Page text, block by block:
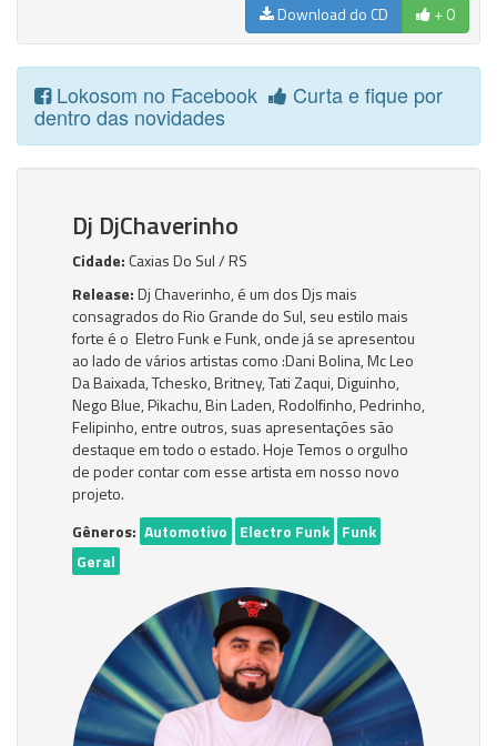
Download do CD + 0
Lokosom no Facebook Curta e fique por
dentro das novidades
Dj DjChaverinho
Cidade: Caxias Do Sul / RS
Release:Dj Chaverinho, é um dos Djs mais
consagrados do Rio Grande do Sul, seu estilo mais
forte é o Eletro Funk e Funk, onde já se apresentou
ao lado de vários artistas como :Dani Bolina, Mc Leo
Da Baixada, Tchesko, Britney, Tati Zaqui, Diguinho,
Nego Blue, Pikachu, Bin Laden, Rodolfinho, Pedrinho,
Felipinho, entre outros, suas apresentações são
destaque em todo o estado. Hoje Temos o orgulho
de poder contar com esse artista em nosso novo
projeto.
Gêneros: Automotivo Electro Funk Funk
Geral